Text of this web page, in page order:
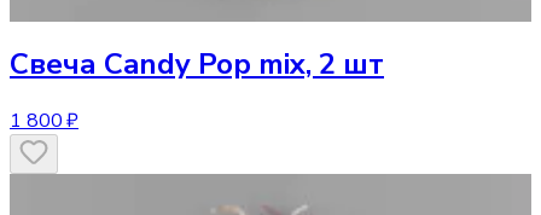
Свеча Candy Pop mix, 2 шт
1 800 ₽